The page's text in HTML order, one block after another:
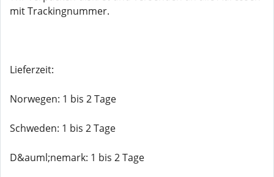
mit Trackingnummer.
Lieferzeit:
Norwegen: 1 bis 2 Tage
Schweden: 1 bis 2 Tage
D&auml;nemark: 1 bis 2 Tage